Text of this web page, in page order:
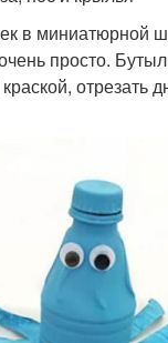
в миниатюрной
просто.
отрезать